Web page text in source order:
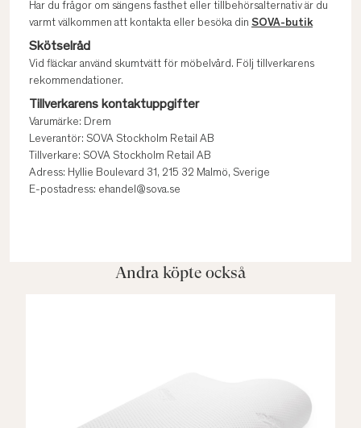
Har du frågor om sängens fasthet eller tillbehörsalternativ är du
varmt välkommen att kontakta eller besöka din SOVA-butik
Skötselråd
Vid fläckar använd skumtvätt för möbelvård. Följ tillverkarens
rekommendationer.
Tillverkarens kontaktuppgifter
Varumärke: Drem
Leverantör: SOVA Stockholm Retail AB
Tillverkare: SOVA Stockholm Retail AB
Adress: Hyllie Boulevard 31, 215 32 Malmö, Sverige
E-postadress: ehandel@sova.se
Andra köpte också